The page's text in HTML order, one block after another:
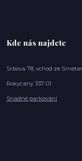
Kde nás najdete
Srbova 78, vchod ze
Rokycany 337 01
Snadné parkování